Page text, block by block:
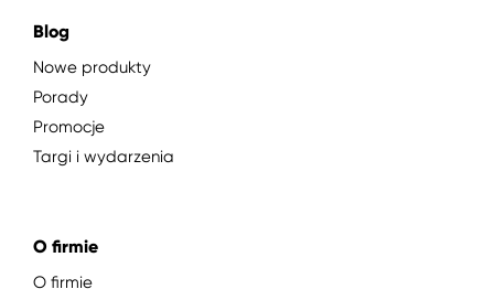
Blog
Nowe produkty
Porady
Promocje
Targi i wydarzenia
O firmie
O firmie